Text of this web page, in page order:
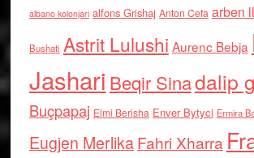
albano kolonjari alfons Grishaj Anton Cefa arben
Bushati Astrit Lulushi Aurenc Bebja
Jashari Beqir Sinadalip
Buçpapaj Elmi Berisha Enver Bytyci Ermira
Eugjen MerlikaFahri Xharra